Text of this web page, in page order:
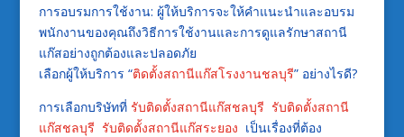
การอบรมการใช้งาน: ผู้ให้บริการจะให้คำแนะนำและอบรม
พนักงานของคุณถึงวิธีการใช้งานและการดูแลรักษาสถานี
แก๊สอย่างถูกต้องและปลอดภัย
เลือกผู้ให้บริการ “ติดตั้งสถานีแก๊สโรงงานชลบุรี” อย่างไรดี?
การเลือกบริษัทที่ รับติดตั้งสถานีแก๊สชลบุรี รับติดตั้งสถานี
แก๊สชลบุรี รับติดตั้งสถานีแก๊สระยอง เป็นเรื่องที่ต้อง